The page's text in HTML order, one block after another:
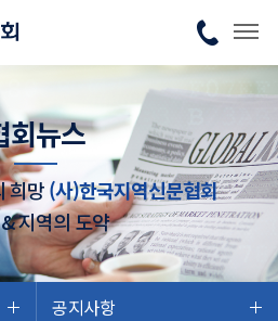
회뉴스
희망(사)한국지역신문협회
지역의 도약
공지사항